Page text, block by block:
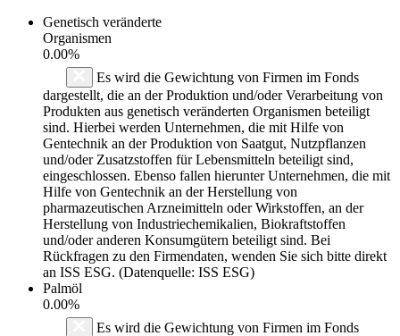
Genetisch veränderte
Organismen
0.00%
Es wird die Gewichtung von Firmen im Fonds
dargestellt, die an der Produktion und/oder Verarbeitung von
Produkten aus genetisch veränderten Organismen beteiligt
sind. Hierbei werden Unternehmen, die mit Hilfe von
Gentechnik an der Produktion von Saatgut, Nutzpflanzen
und/oder Zusatzstoffen für Lebensmitteln beteiligt sind,
eingeschlossen. Ebenso fallen hierunter Unternehmen, die mit
Hilfe von Gentechnik an der Herstellung von
pharmazeutischen Arzneimitteln oder Wirkstoffen, an der
Herstellung von Industriechemikalien, Biokraftstoffen
und/oder anderen Konsumgütern beteiligt sind. Bei
Rückfragen zu den Firmendaten, wenden Sie sich bitte direkt
an ISS ESG. (Datenquelle: ISS ESG)
Palmöl
0.00%
Es wird die Gewichtung von Firmen im Fonds